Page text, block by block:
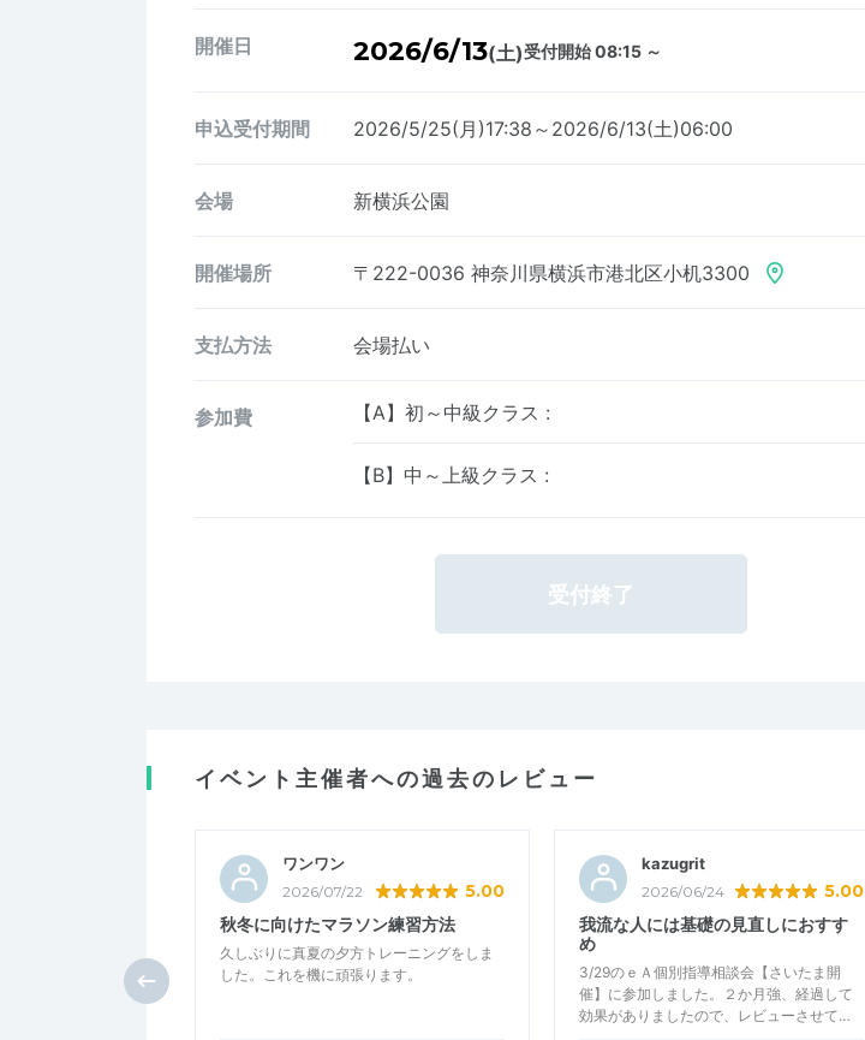
開催日 2026/6/13(土)受付開始 08:15 ～
申込受付期間 2026/5/25(月)17:38～2026/6/13(土)06:00
会場 新横浜公園
開催場所 〒222-0036 神奈川県横浜市港北区小机3300
支払方法 会場払い
参加費 【A】初～中級クラス :
【B】中～上級クラス :
受付終了
イベント主催者への過去のレビュー
ワンワン
2026/07/22 5.00
秋冬に向けたマラソン練習方法
久しぶりに真夏の夕方トレーニングをしま
した。これを機に頑張ります。
kazugrit
2026/06/24 5.00
我流な人には基礎の見直しにおすす
め
3/29のｅＡ個別指導相談会【さいたま開
催】に参加しました。２か月強、経過して
効果がありましたので、レビューさせて…